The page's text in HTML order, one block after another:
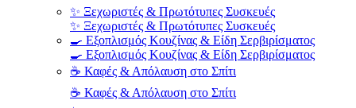
✨ Ξεχωριστές & Πρωτότυπες Συσκευές
✨ Ξεχωριστές & Πρωτότυπες Συσκευές
🍳 Εξοπλισμός Κουζίνας & Είδη Σερβιρίσματος
🍳 Εξοπλισμός Κουζίνας & Είδη Σερβιρίσματος
☕ Καφές & Απόλαυση στο Σπίτι
☕ Καφές & Απόλαυση στο Σπίτι